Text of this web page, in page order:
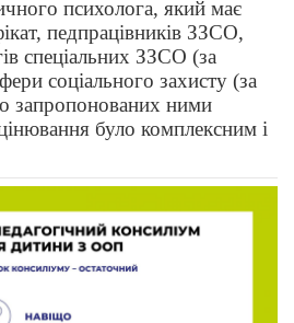
психолога, який має
педпрацівників ЗЗСО,
спеціальних ЗЗСО (за
соціального захисту (за
запропонованих ними
було комплексним і